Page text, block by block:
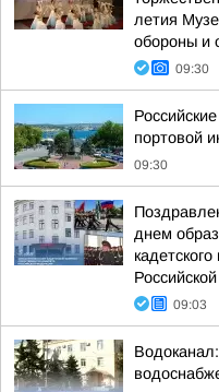
летия
обороны и
09:30
портовой
09:30
днем
09:03